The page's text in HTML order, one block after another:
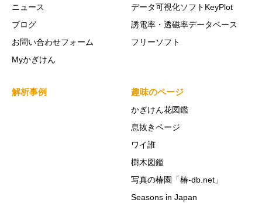
ニュース
ブログ
お問い合わせフォーム
Myかぎけん
データ可視化ソフトKeyPlot
誘電率・透磁率データベース
フリーソフト
解析事例 趣味のページ
かぎけん花図鑑
息抜きページ
ワイ誰
樹木図鑑
写真の椿園「椿-db.net」
Seasons in Japan